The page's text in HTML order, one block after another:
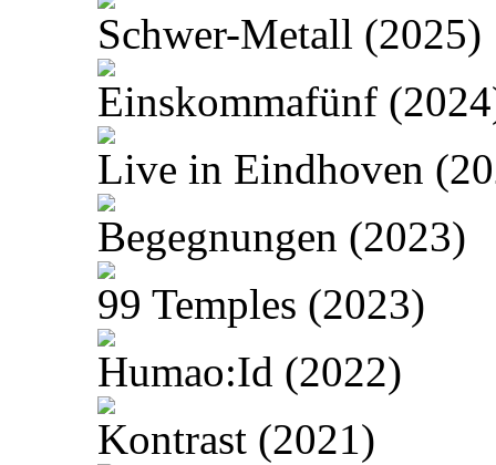
Schwer-Metall (2025)
Einskommafünf
Live in Eindhoven
Begegnungen (2023)
99 Temples (2023)
Humao:Id (2022)
Kontrast (2021)